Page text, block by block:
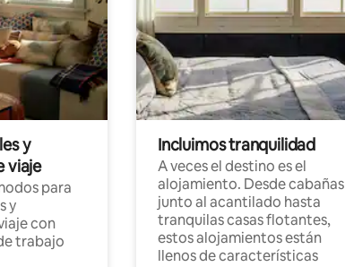
y
viaje
para
y
con
trabajo
Incluimos tranquilidad
A veces el destino es el
alojamiento. Desde cabañas
junto al acantilado hasta
tranquilas casas flotantes,
estos alojamientos están
llenos de características